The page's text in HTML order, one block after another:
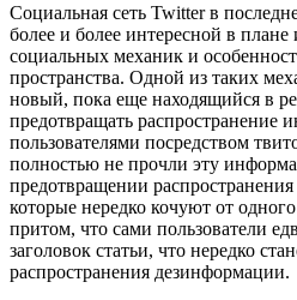
Социальная сеть Twitter в
более и более интересной в
социальных механик и
пространства. Одной из таких
новый, пока еще находящийся в
предотвращать распространение
пользователями посредством
полностью не прочли эту
предотвращении
которые нередко кочуют от
притом, что сами пользователи
заголовок статьи, что нередко
распространения дезинформации.